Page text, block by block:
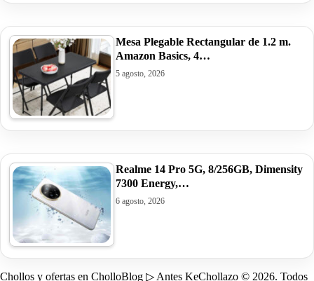
Mesa Plegable Rectangular de 1.2 m.
Amazon Basics, 4…
5 agosto, 2026
Realme 14 Pro 5G, 8/256GB, Dimensity
7300 Energy,…
6 agosto, 2026
Chollos y ofertas en CholloBlog ▷ Antes KeChollazo © 2026. Todos